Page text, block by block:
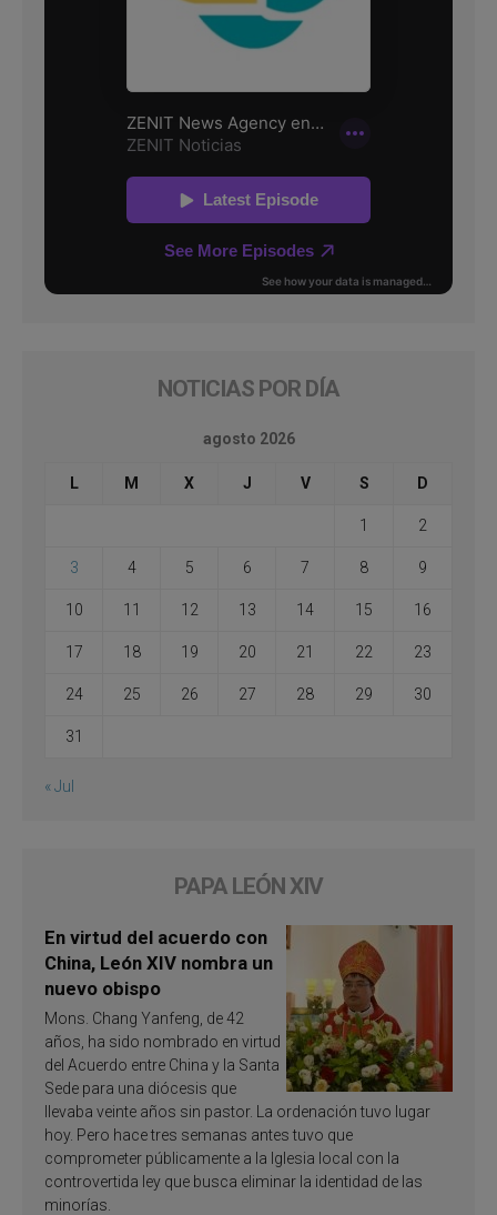
NOTICIAS POR DÍA
agosto 2026
L M X J V S D
1 2
3 4 5 6 7 8 9
10 11 12 13 14 15 16
17 18 19 20 21 22 23
24 25 26 27 28 29 30
31
« Jul
PAPA LEÓN XIV
En virtud del acuerdo con
China, León XIV nombra un
nuevo obispo
Mons. Chang Yanfeng, de 42
años, ha sido nombrado en virtud
del Acuerdo entre China y la Santa
Sede para una diócesis que
llevaba veinte años sin pastor. La ordenación tuvo lugar
hoy. Pero hace tres semanas antes tuvo que
comprometer públicamente a la Iglesia local con la
controvertida ley que busca eliminar la identidad de las
minorías.